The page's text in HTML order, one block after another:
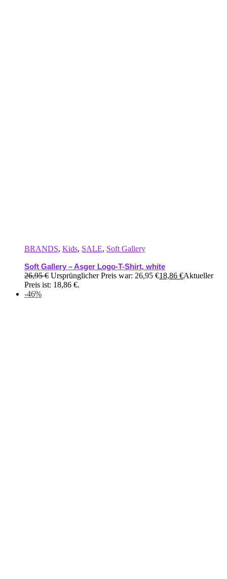
BRANDS, Kids, SALE, Soft Gallery
Soft Gallery – Asger Logo-T-Shirt, white
26,95€ Ursprünglicher Preis war: 26,95 €18,86 €Aktueller
Preis ist: 18,86 €.
-46%